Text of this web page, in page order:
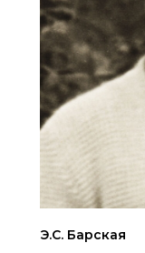
Э.С. Барская